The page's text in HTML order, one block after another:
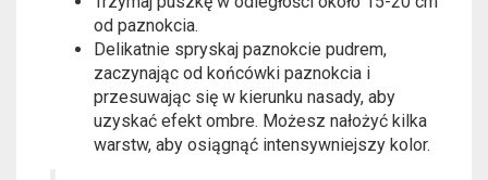
od paznokcia.
Delikatnie spryskaj paznokcie pudrem,
zaczynając od końcówki paznokcia i
przesuwając się w kierunku nasady, aby
uzyskać efekt ombre. Możesz nałożyć kilka
warstw, aby osiągnąć intensywniejszy kolor.